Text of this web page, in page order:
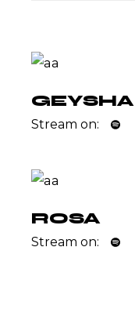
GEYSHA
Stream on:
ROSA
Stream on: